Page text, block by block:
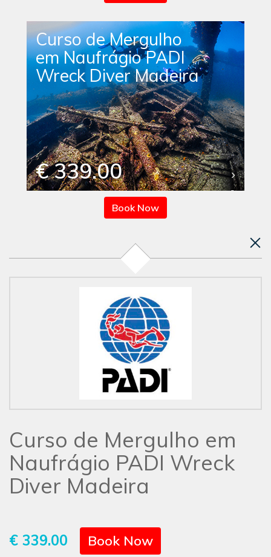
Curso de Mergulho
em Naufrágio PADI
Wreck Diver Madeira
€ 339.00
Book Now
Curso de Mergulho em
Naufrágio PADI Wreck
Diver Madeira
€ 339.00 Book Now